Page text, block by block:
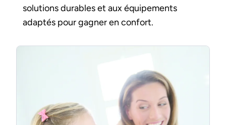
solutions durables et aux équipements
adaptés pour gagner en confort.